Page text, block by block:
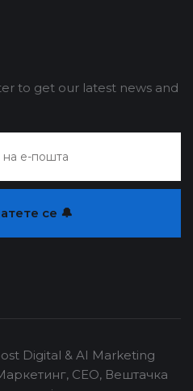
to get our latest news and
се 🔔
Digital & AI Marketing
СЕО, Вештачка